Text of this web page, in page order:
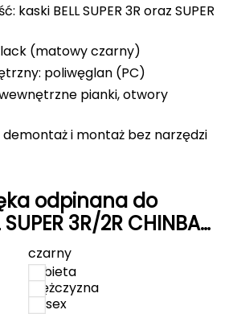
kaski BELL SUPER 3R oraz SUPER
(matowy czarny)
poliwęglan (PC)
pianki, otwory
demontaż i montaż bez narzędzi
odpinana do
3R/2R CHINBAR
czarny
kobieta
mężczyzna
unisex